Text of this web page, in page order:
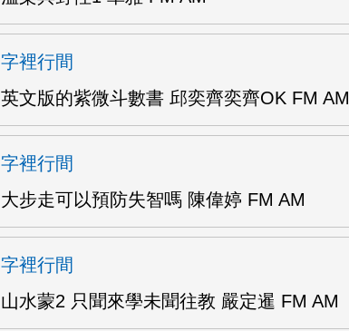
字裡行間
英文版的紫微斗數書 邱奕齊奕齊OK FM AM
字裡行間
大步走可以預防失智嗎 陳偉婷 FM AM
字裡行間
山水蒙2 只聞來學未聞往教 嚴定暹 FM AM